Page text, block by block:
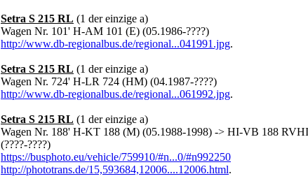
Setra S 215 RL (1 der einzige a)
Wagen Nr. 101' H-AM 101 (E) (05.1986-????)
http://www.db-regionalbus.de/regional...041991.jpg.
Setra S 215 RL (1 der einzige a)
Wagen Nr. 724' H-LR 724 (HM) (04.1987-????)
http://www.db-regionalbus.de/regional...061992.jpg.
Setra S 215 RL (1 der einzige a)
Wagen Nr. 188' H-KT 188 (M) (05.1988-1998) -> HI-VB 188
(????-????)
https://busphoto.eu/vehicle/759910/#n...0/#n992250
http://phototrans.de/15,593684,12006....12006.html.